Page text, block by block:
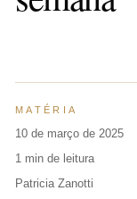
MATÉRIA
10 de março de 2025
1 min de leitura
Patricia Zanotti